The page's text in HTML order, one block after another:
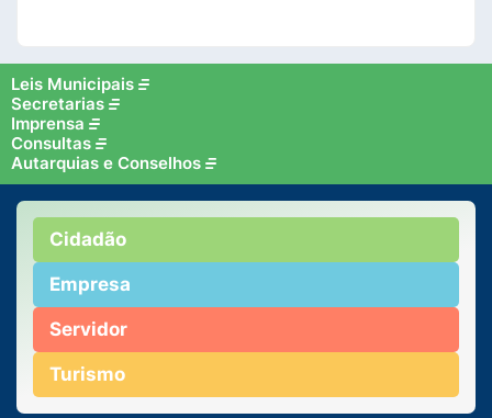
Leis Municipais
Secretarias
Imprensa
Consultas
Autarquias e Conselhos
Cidadão
Empresa
Servidor
Turismo